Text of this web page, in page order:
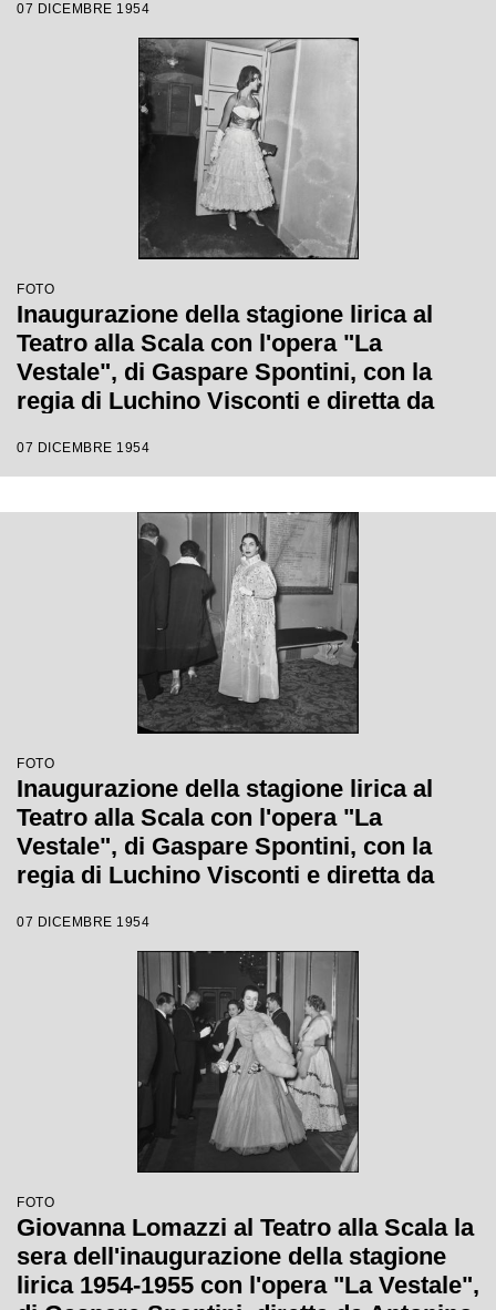
Visconti
07 DICEMBRE 1954
FOTO
Inaugurazione della stagione lirica al
Teatro alla Scala con l'opera "La
Vestale", di Gaspare Spontini, con la
regia di Luchino Visconti e diretta da
07 DICEMBRE 1954
FOTO
Inaugurazione della stagione lirica al
Teatro alla Scala con l'opera "La
Vestale", di Gaspare Spontini, con la
regia di Luchino Visconti e diretta da
07 DICEMBRE 1954
FOTO
Giovanna Lomazzi al Teatro alla Scala la
sera dell'inaugurazione della stagione
lirica 1954-1955 con l'opera "La Vestale",